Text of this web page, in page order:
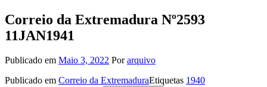
Correio da Extremadura Nº2593
11JAN1941
Publicado em Maio 3, 2022 Porarquivo
Publicado em Correio da ExtremaduraEtiquetas 1940